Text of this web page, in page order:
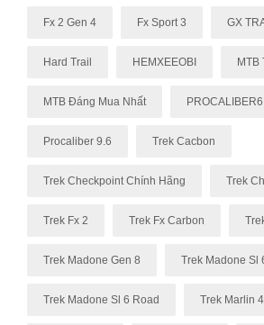
Fx 2 Gen 4 Fx Sport 3 GX
Hard Trail HEMXEEOBI MTB
MTB Đáng Mua Nhất PROCALIBER6
Procaliber 9.6 Trek Cacbon
Trek Checkpoint Chính Hãng Trek
Trek Fx 2 Trek Fx Carbon
Trek Madone Gen 8 Trek Madone Sl
Trek Madone Sl 6 Road Trek Marlin 4